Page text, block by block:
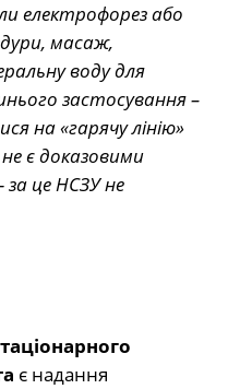
електрофорез або
масаж,
воду для
застосування –
на «гарячу лінію»
є доказовими
за це НСЗУ не
є надання